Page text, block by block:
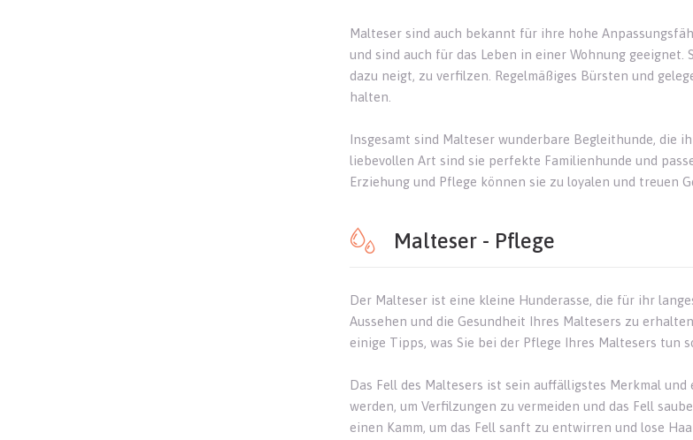
Malteser sind auch bekannt für ihre hohe
und sind auch für das Leben in einer Wohnung
dazu neigt, zu verfilzen. Regelmäßiges Bürsten und
halten.
Insgesamt sind Malteser wunderbare Begleithunde, die
liebevollen Art sind sie perfekte Familienhunde und
Erziehung und Pflege können sie zu loyalen und treuen
Malteser - Pflege
Der Malteser ist eine kleine Hunderasse, die für ihr
Aussehen und die Gesundheit Ihres Maltesers zu
einige Tipps, was Sie bei der Pflege Ihres Maltesers tun
Das Fell des Maltesers ist sein auffälligstes Merkmal
werden, um Verfilzungen zu vermeiden und das Fell
einen Kamm, um das Fell sanft zu entwirren und lose